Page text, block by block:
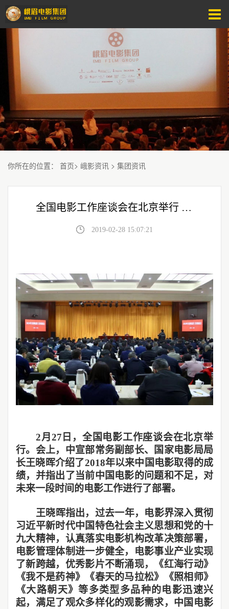
你所在的位置： 首页> 峨影资讯 > 集团资讯
全国电影工作座谈会在北京举行 峨影作品《大路朝天》获肯定
2019-02-28 15:07:21
2月27日，全国电影工作座谈会在北京举
行。会上，中宣部常务副部长、国家电影局局
长王晓晖介绍了2018年以来中国电影取得的成
绩，并指出了当前中国电影的问题和不足，对
未来一段时间的电影工作进行了部署。
王晓晖指出，过去一年，电影界深入贯彻
习近平新时代中国特色社会主义思想和党的十
九大精神，认真落实电影机构改革决策部署，
电影管理体制进一步健全，电影事业产业实现
了新跨越，优秀影片不断涌现，《红海行动》
《我不是药神》《春天的马拉松》《照相师》
《大路朝天》等多类型多品种的电影迅速兴
起，满足了观众多样化的观影需求，中国电影